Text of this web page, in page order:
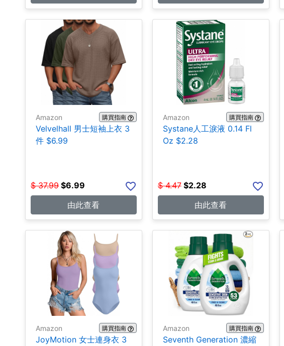
Amazon 購買指南
Velvelhall 男士短袖上衣 3
件 $6.99
$ 37.99 $6.99
由此查看
Amazon 購買指南
Systane人工淚液 0.14 Fl
Oz $2.28
$ 4.47 $2.28
由此查看
Amazon 購買指南
JoyMotion 女士連身衣 3
Amazon 購買指南
Seventh Generation 濃縮